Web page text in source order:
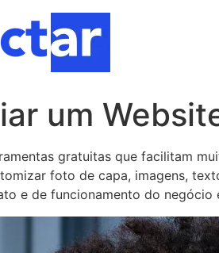
um
gratuitas que facilitam
foto de capa, imagens,
e de funcionamento do